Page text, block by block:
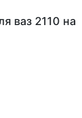
ваз 2110 на